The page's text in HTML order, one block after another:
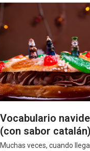
Vocabulario
(con sabor catalán)
Muchas veces, cuando llega